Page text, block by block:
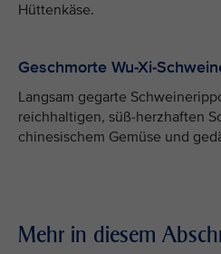
Hüttenkäse.
Geschmorte Wu-Xi-
Langsam gegarte
reichhaltigen, süß-herzhaften
chinesischem Gemüse und
Mehr in diesem